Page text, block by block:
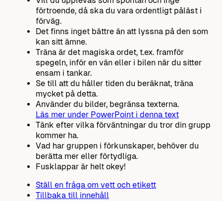
förtroende, då ska du vara ordentligt påläst i
förväg.
Det finns inget bättre än att lyssna på den som
kan sitt ämne.
Träna är det magiska ordet, t.ex. framför
spegeln, inför en vän eller i bilen när du sitter
ensam i tankar.
Se till att du håller tiden du beräknat, träna
mycket på detta.
Använder du bilder, begränsa texterna.
Läs mer under PowerPoint i denna text
Tänk efter vilka förväntningar du tror din grupp
kommer ha.
Vad har gruppen i förkunskaper, behöver du
berätta mer eller förtydliga.
Fusklappar är helt okey!
Ställ en fråga om vett och etikett
Tillbaka till innehåll